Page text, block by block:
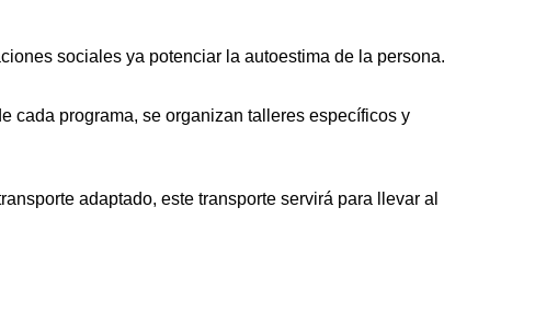
sociales ya potenciar la autoestima de la persona.
cada programa, se organizan talleres específicos y
adaptado, este transporte servirá para llevar al